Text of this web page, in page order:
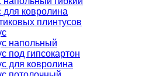
для ковролина
плинтусов
напольный
под гипсокартон
для ковролина